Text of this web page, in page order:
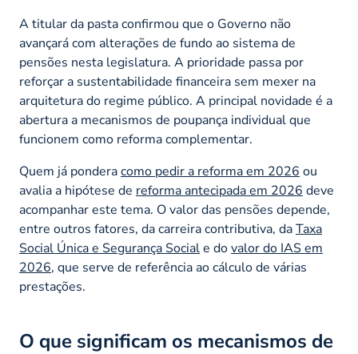
A titular da pasta confirmou que o Governo não
avançará com alterações de fundo ao sistema de
pensões nesta legislatura. A prioridade passa por
reforçar a sustentabilidade financeira sem mexer na
arquitetura do regime público. A principal novidade é a
abertura a mecanismos de poupança individual que
funcionem como reforma complementar.
Quem já ponderacomo pedir a reforma em 2026 ou
avalia a hipótese de reforma antecipada em 2026 deve
acompanhar este tema. O valor das pensões depende,
entre outros fatores, da carreira contributiva, daTaxa
Social Única e Segurança Sociale dovalor do IAS em
2026, que serve de referência ao cálculo de várias
prestações.
O que significam os mecanismos de